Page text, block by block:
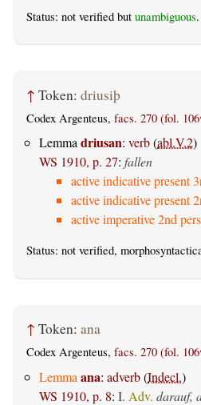
Status: not verified but unambiguous.
↑ Token: driusiþ
Codex Argenteus, facs. 270 (fol.
Lemmadriusan: verb(abl.V.2)
WS 1910, p. 27: fallen
active indicative present
active indicative present
active imperative 2nd
Status: not verified,
↑ Token: ana
Codex Argenteus, facs. 270 (fol.
Lemma ana: adverb(Indecl.)
WS 1910, p. 8: I. Adv. darauf,